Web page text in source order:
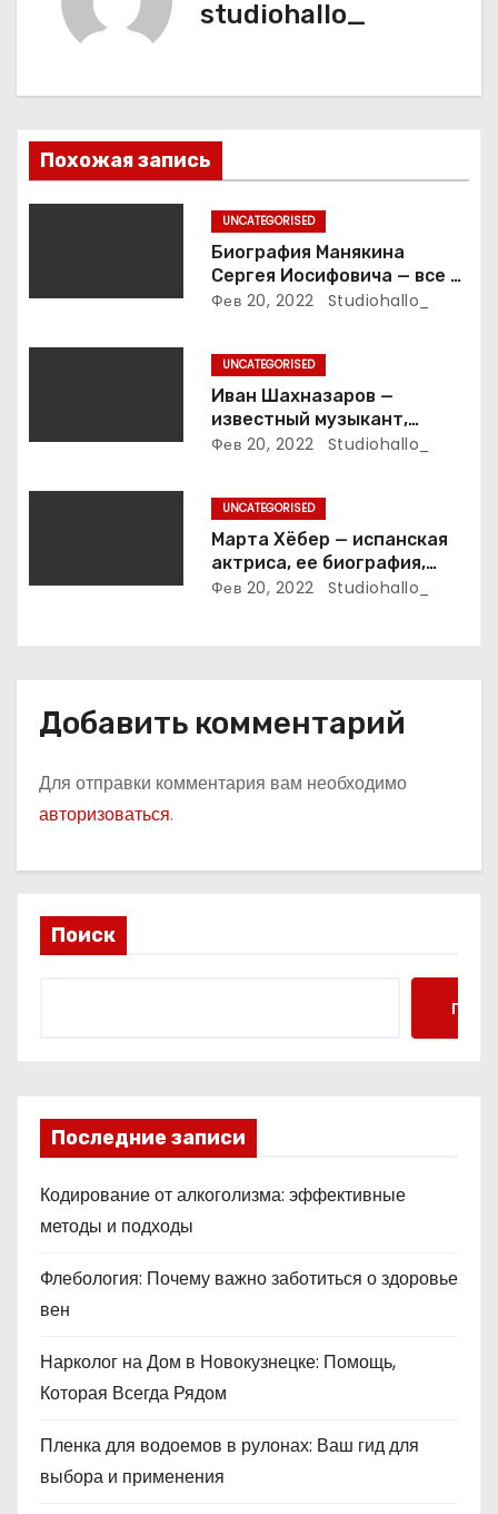
о
з
а
studiohallo_
Похожая запись
UNCATEGORISED
Биография Манякина
Сергея Иосифовича — все о
ветеране футбола России!
Фев 20, 2022 Studiohallo_
UNCATEGORISED
Иван Шахназаров —
известный музыкант,
композитор и продюсер —
Фев 20, 2022 Studiohallo_
UNCATEGORISED
Марта Хёбер — испанская
актриса, ее биография,
фото и интересные факты,
Фев 20, 2022 Studiohallo_
Добавить комментарий
Для отправки комментария вам необходимо
авторизоваться.
Поиск
Поиск
Последние записи
Кодирование от алкоголизма: эффективные
методы и подходы
Флебология: Почему важно заботиться о здоровье
вен
Нарколог на Дом в Новокузнецке: Помощь,
Которая Всегда Рядом
Пленка для водоемов в рулонах: Ваш гид для
выбора и применения